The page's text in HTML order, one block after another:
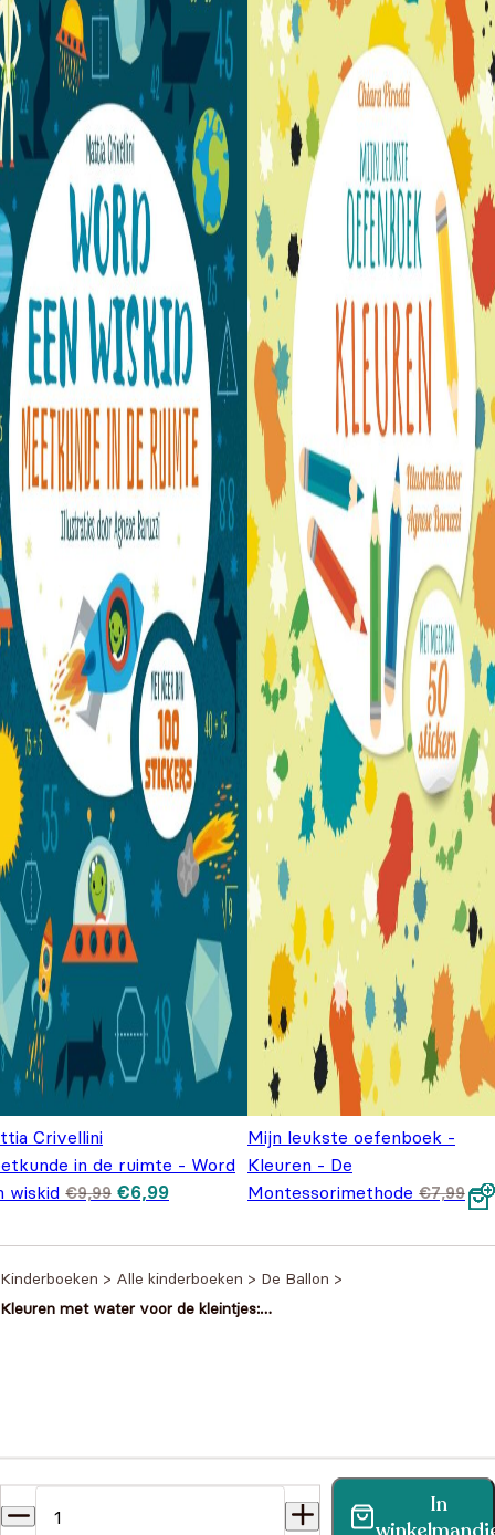
Crivellini
in de ruimte - Word
wiskid €9,99 Oorspronkelijke prijs was: €9,99.
€6,99Huidige prijs is: €6,99.
Mijn leukste oefenboek -
Kleuren - De
Montessorimethode €7,99
Oorspronkelijke prijs was:
Huidige prijs is: €5,99.
Kinderboeken > Alle kinderboeken > De Ballon >
Kleuren met water voor de kleintjes:
In
Vind binnen no-time antwoord op je vraag op onze